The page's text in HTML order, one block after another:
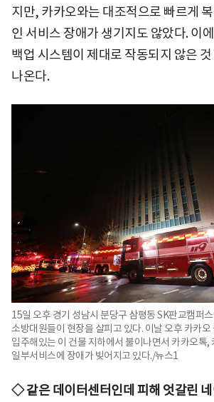
지만, 카카오와는 대조적으로 빠르게
인 서비스 장애가 생기지도 않았다. 이
백업 시스템이 제대로 작동되지 않은 것
나온다.
15일 오후 경기 성남시 분당구 삼평동 SK판교캠퍼
소방대원들이 현장을 살피고 있다. 이날 오후 카카오
입주해있는 이 건물 지하에서 불이나면서 카카오톡,
일부서비스에 장애가 빚어지고 있다./뉴스1
◇ 같은 데이터센터인데 피해 엇갈린 네